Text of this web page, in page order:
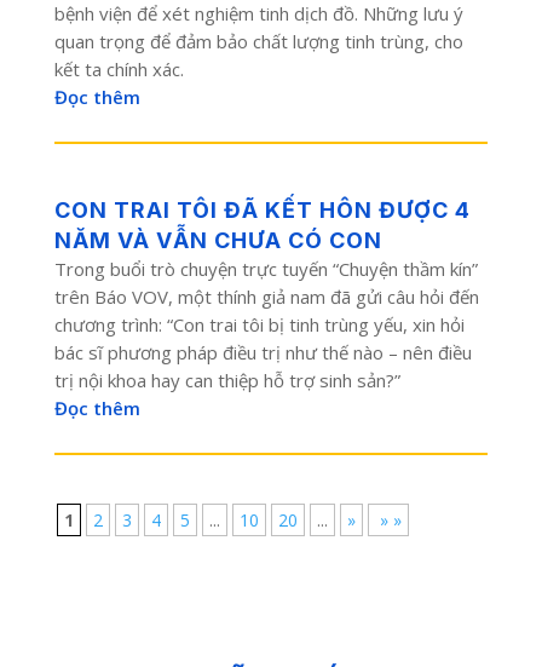
bệnh viện để xét nghiệm tinh dịch đồ. Những lưu ý
quan trọng để đảm bảo chất lượng tinh trùng, cho
kết ta chính xác.
Đọc thêm
CON TRAI TÔI ĐÃ KẾT HÔN ĐƯỢC 4
NĂM VÀ VẪN CHƯA CÓ CON
Trong buổi trò chuyện trực tuyến “Chuyện thầm kín”
trên Báo VOV, một thính giả nam đã gửi câu hỏi đến
chương trình: “Con trai tôi bị tinh trùng yếu, xin hỏi
bác sĩ phương pháp điều trị như thế nào – nên điều
trị nội khoa hay can thiệp hỗ trợ sinh sản?”
Đọc thêm
1 2 3 4 5 ... 10 20 ... » » »